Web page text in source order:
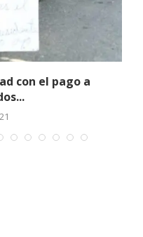
con el pago a